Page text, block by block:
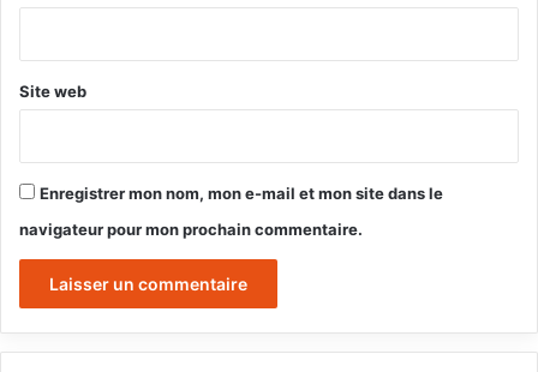
Site web
Enregistrer mon nom, mon e-mail et mon site dans le
navigateur pour mon prochain commentaire.